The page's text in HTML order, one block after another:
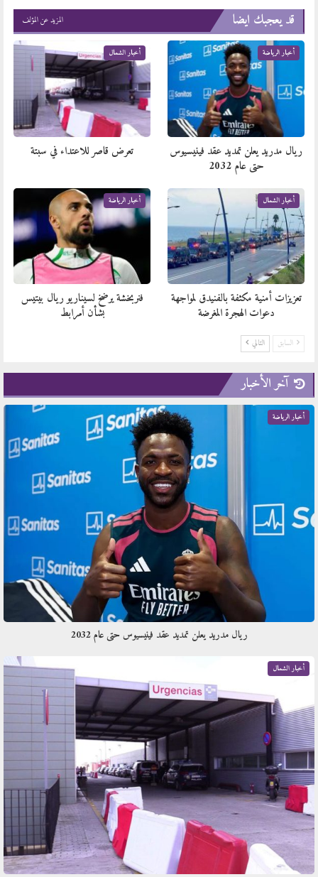
قد يعجبك ايضا المزيد عن المؤلف
أخبار الرياضة
ريال مدريد يعلن تمديد عقد فينيسيوس
حتى عام 2032
أخبار الشمال
تعرض قاصر للاعتداء في سبتة
أخبار الشمال
تعزيزات أمنية مكثفة بالفنيدق لمواجهة
دعوات الهجرة المغرضة
أخبار الرياضة
فنربخشة يرضخ لسيناريو ريال بيتيس
بشأن أمرابط
السابق التالي
آخر الأخبار
أخبار الرياضة
ريال مدريد يعلن تمديد عقد فينيسيوس حتى عام 2032
أخبار الشمال